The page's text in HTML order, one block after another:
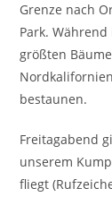
Grenze nach
Park.
größten
bestaunen.
Freitagabend
unserem
fliegt